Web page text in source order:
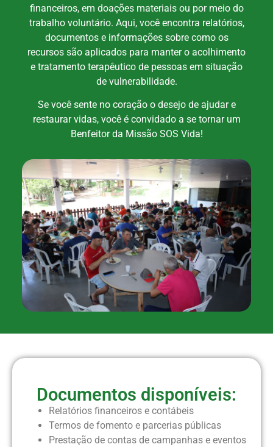
financeiros, em doações materiais ou por meio do
trabalho voluntário. Aqui, você encontra relatórios,
documentos e informações sobre como os
recursos são aplicados para manter o acolhimento
e tratamento terapêutico de pessoas em situação
de vulnerabilidade.
Se você sente no coração o desejo de ajudar e
restaurar vidas, você é convidado a se tornar um
Benfeitor da Missão SOS Vida!
Documentos disponíveis:
Relatórios financeiros e contábeis
Termos de fomento e parcerias públicas
Prestação de contas de campanhas e eventos